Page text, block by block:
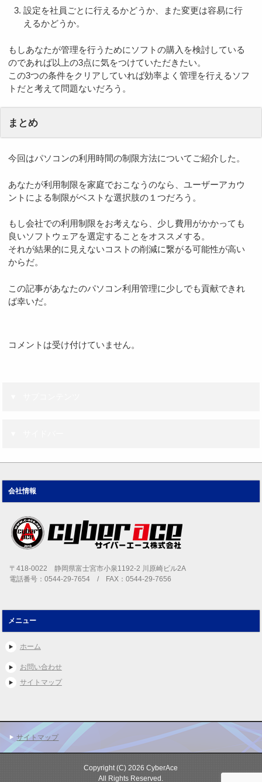
設定を社員ごとに行えるかどうか、また変更は容易に行
えるかどうか。
もしあなたが管理を行うためにソフトの購入を検討している
のであれば以上の3点に気をつけていただきたい。
この3つの条件をクリアしていれば効率よく管理を行えるソフ
トだと考えて問題ないだろう。
まとめ
今回はパソコンの利用時間の制限方法についてご紹介した。
あなたが利用制限を家庭でおこなうのなら、ユーザーアカウ
ントによる制限がベストな選択肢の１つだろう。
もし会社での利用制限をお考えなら、少し費用がかかっても
良いソフトウェアを選定することをオススメする。
それが結果的に見えないコストの削減に繋がる可能性が高い
からだ。
この記事があなたのパソコン利用管理に少しでも貢献できれ
ば幸いだ。
コメントは受け付けていません。
会社情報
〒418-0022 静岡県富士宮市小泉1192-2 川原崎ビル2A
電話番号：0544-29-7654 / FAX：0544-29-7656
メニュー
ホーム
お問い合わせ
サイトマップ
サイトマップ
Copyright (C) 2026 CyberAce
All Rights Reserved.